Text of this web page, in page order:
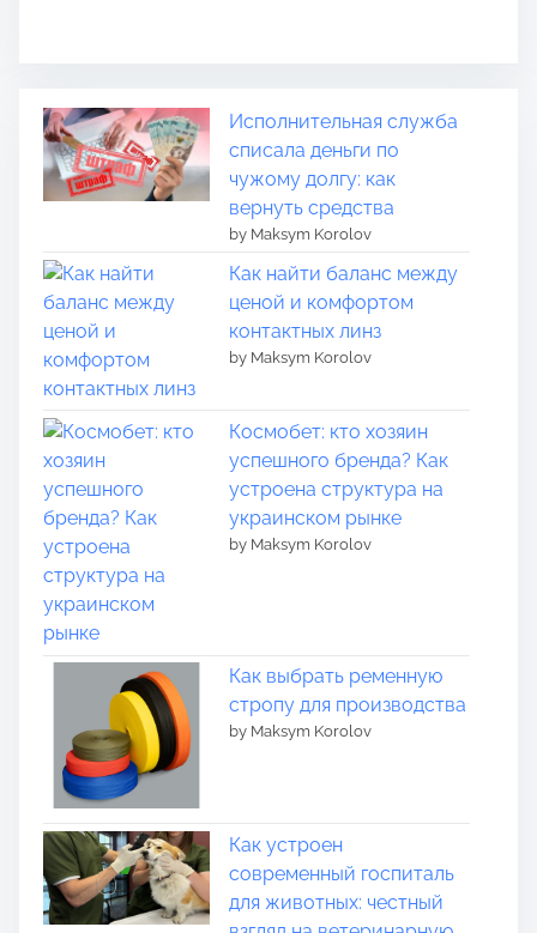
Исполнительная служба
списала деньги по
чужому долгу: как
вернуть средства
by Maksym Korolov
Как найти баланс между
ценой и комфортом
контактных линз
by Maksym Korolov
Космобет: кто хозяин
успешного бренда? Как
устроена структура на
украинском рынке
by Maksym Korolov
Как выбрать ременную
стропу для производства
by Maksym Korolov
Как устроен
современный госпиталь
для животных: честный